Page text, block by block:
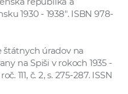
1930 - 1938". ISBN 978-
štátnych úradov na
na Spiši v rokoch 1935 -
111, č. 2, s. 275-287. ISSN